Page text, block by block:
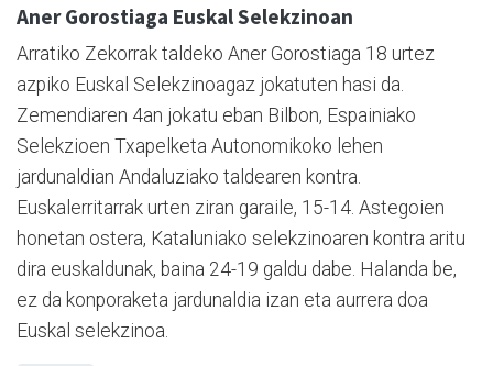
Aner Gorostiaga Euskal Selekzinoan
Arratiko Zekorrak taldeko Aner Gorostiaga 18 urtez
azpiko Euskal Selekzinoagaz jokatuten hasi da.
Zemendiaren 4an jokatu eban Bilbon, Espainiako
Selekzioen Txapelketa Autonomikoko lehen
jardunaldian Andaluziako taldearen kontra.
Euskalerritarrak urten ziran garaile, 15-14. Astegoien
honetan ostera, Kataluniako selekzinoaren kontra aritu
dira euskaldunak, baina 24-19 galdu dabe. Halanda be,
ez da konporaketa jardunaldia izan eta aurrera doa
Euskal selekzinoa.